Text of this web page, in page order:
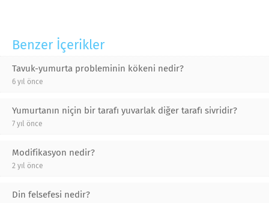
Benzer İçerikler
Tavuk-yumurta probleminin kökeni nedir?
6 yıl önce
Yumurtanın niçin bir tarafı yuvarlak diğer tarafı sivridir?
7 yıl önce
Modifikasyon nedir?
2 yıl önce
Din felsefesi nedir?